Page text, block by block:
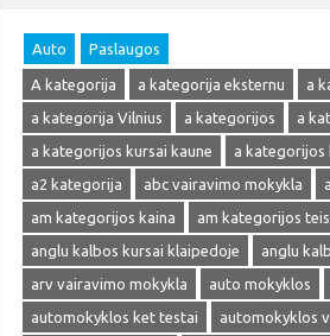
Auto Paslaugos
A kategorija a kategorija eksternu a
a kategorija Vilnius
a kategorijos a
a kategorijos kursai kaune
a kategorijos
a2 kategorija
abc vairavimo mokykla
am kategorijos kaina
am kategorijos
anglu kalbos kursai klaipedoje
anglu
arv vairavimo mokykla
auto mokyklos
automokyklos ket testai
automokyklos